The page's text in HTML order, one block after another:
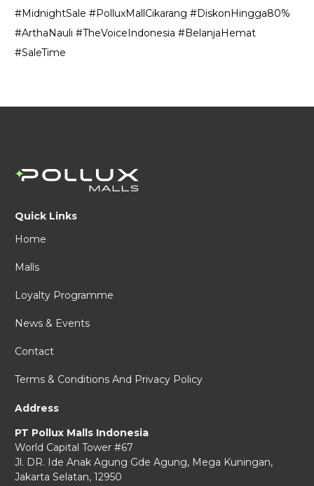
#MidnightSale #PolluxMallCikarang #DiskonHingga80%
#ArthaNauli #TheVoiceIndonesia #BelanjaHemat
#SaleTime
Quick Links
Home
Malls
Loyalty Programme
News & Events
Contact
Terms & Conditions And Privacy Policy
Address
PT Pollux Malls Indonesia
World Capital Tower #67
Jl. DR. Ide Anak Agung Gde Agung, Mega Kuningan,
Jakarta Selatan, 12950